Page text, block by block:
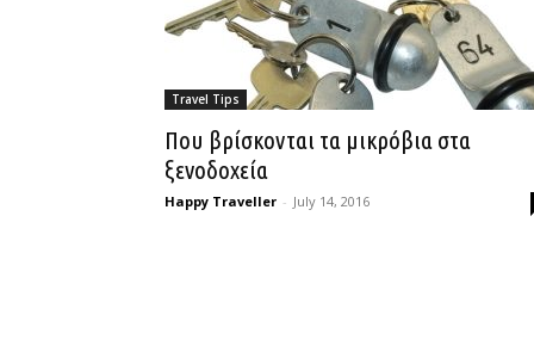
Travel Tips
Που βρίσκονται τα μικρόβια στα
ξενοδοχεία
Happy Traveller - July 14, 2016